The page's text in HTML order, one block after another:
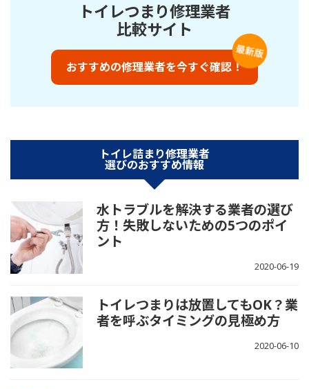
トイレつまり修理業者
比較サイト
おすすめの修理業者を今すぐ確認！
トイレ詰まり修理業者
選びのおすすめ情報
水トラブルを解決する業者の選び
方！失敗しないための5つのポイ
ント
2020-06-19
トイレつまりは放置してもOK？業
者を呼ぶタイミングの見極め方
2020-06-10